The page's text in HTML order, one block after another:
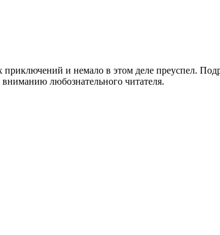
и немало в этом деле преуспел.
любознательного читателя.